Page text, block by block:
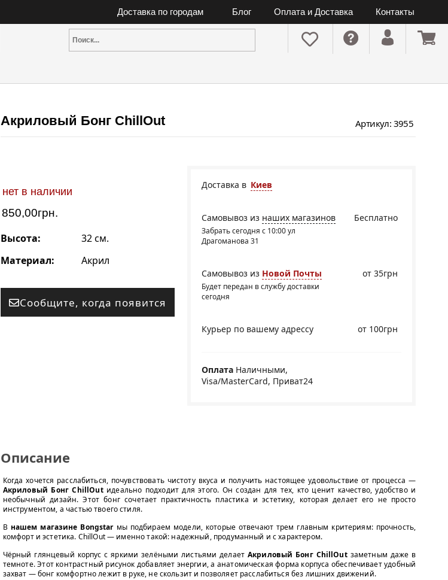
Доставка по городам Блог Оплата и Доставка Контакты
Акриловый Бонг ChillOut Артикул: 3955
нет в наличии
850,00грн.
Высота:
32 см.
Материал:
Акрил
Сообщите, когда появится
Доставка в Киев
Бесплатно
Самовывоз из наших магазинов
Забрать сегодня с 10:00 ул
Драгоманова 31
Самовывоз из Новой Почты
Будет передан в службу доставки
сегодня
от 35грн
Курьер по вашему адрессу от 100грн
Оплата Наличными,
Visa/MasterCard, Приват24
Описание
Когда хочется расслабиться, почувствовать чистоту вкуса и получить настоящее удовольствие от процесса —
Акриловый Бонг ChillOutидеально подходит для этого. Он создан для тех, кто ценит качество, удобство и
необычный дизайн. Этот бонг сочетает практичность пластика и эстетику, которая делает его не просто
инструментом, а частью твоего стиля.
В нашем магазине Bongstarмы подбираем модели, которые отвечают трем главным критериям: прочность,
комфорт и эстетика. ChillOut — именно такой: надежный, продуманный и с характером.
Чёрный глянцевый корпус с яркими зелёными листьями делает Акриловый Бонг ChillOutзаметным даже в
темноте. Этот контрастный рисунок добавляет энергии, а анатомическая форма корпуса обеспечивает удобный
захват — бонг комфортно лежит в руке, не скользит и позволяет расслабиться без лишних движений.